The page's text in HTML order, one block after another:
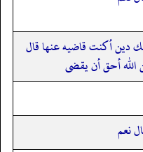
دين أكنت قاضيه عنها قال
الله أحق أن يقضى
نعم